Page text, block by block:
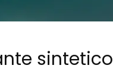
sintetico